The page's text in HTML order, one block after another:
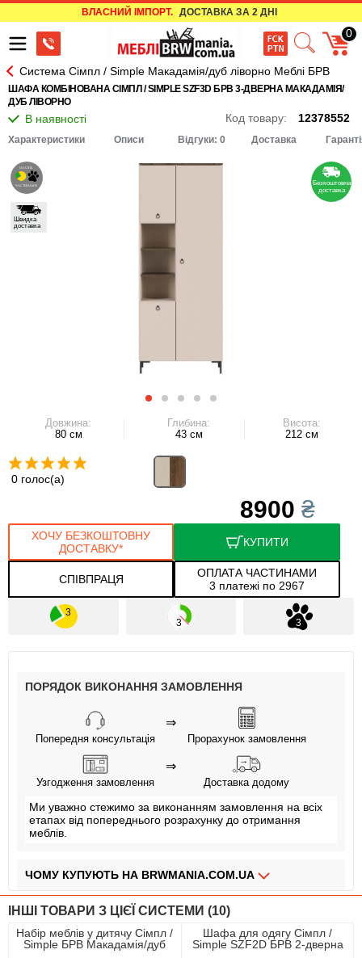
ВЛАСНИЙ ІМПОРТ. ДОСТАВКА ЗА 2 ДНІ
0
Система Сімпл / Simple Макадамія/дуб ліворно Меблі БРВ
ШАФА КОМБІНОВАНА СІМПЛ / SIMPLE SZF3D БРВ 3-ДВЕРНА МАКАДАМІЯ/
ДУБ ЛІВОРНО
Код товару: 12378552
Характеристики Описи Відгуки: 0 Доставка
Довжина:
80 см
Глибина:
43 см
Висота:
212 см
0 голос(а)
8900₴
КУПИТИ
СПІВПРАЦЯ
ХОЧУ БЕЗКОШТОВНУ
ДОСТАВКУ*
ОПЛАТА ЧАСТИНАМИ
3 платежі по 2967
ПОРЯДОК ВИКОНАННЯ ЗАМОВЛЕННЯ
Попередня консультація
⇒
Прорахунок замовлення
Узгодження замовлення
⇒
Доставка додому
Ми уважно стежимо за виконанням замовлення на всіх
етапах від попереднього розрахунку до отримання
меблів.
ЧОМУ КУПУЮТЬ НА BRWMANIA.COM.UA
МЕБЛІ НА БУДЬ ЯКИЙ СМАК
ДОСТАВКА ЗА 2 ДНІ
СПЛАЧУЙ АВАНС, А РЕШТУ ПРИ ОТРИМАННІ
ІНШІ ТОВАРИ З ЦІЄЇ СИСТЕМИ (10)
Набір меблів у дитячу Сімпл /
Simple БРВ Макадамія/дуб
Шафа для одягу Сімпл /
Simple SZF2D БРВ 2-дверна